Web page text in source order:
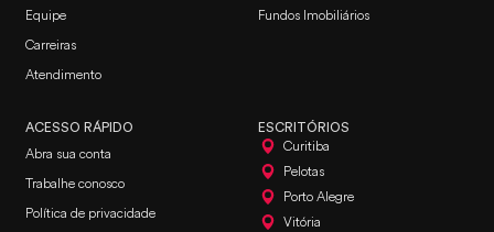
Equipe
Carreiras
Atendimento
Fundos Imobiliários
ACESSO RÁPIDO
Abra sua conta
Trabalhe conosco
Política de privacidade
ESCRITÓRIOS
Curitiba
Pelotas
Porto Alegre
Vitória